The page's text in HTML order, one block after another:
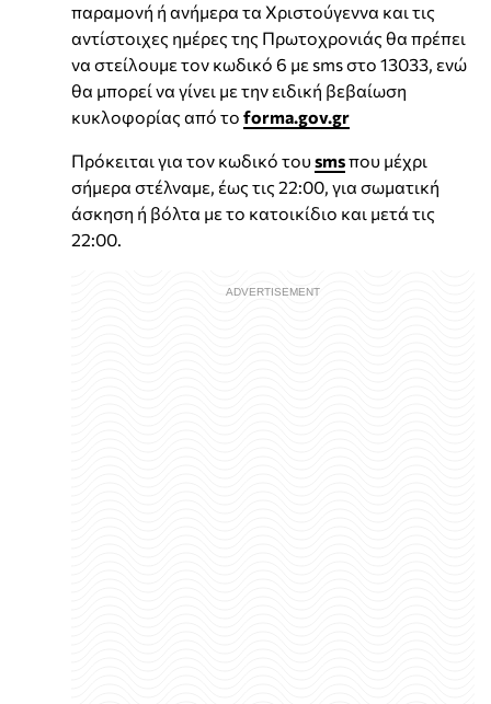
παραμονή ή ανήμερα τα Χριστούγεννα και τις
αντίστοιχες ημέρες της Πρωτοχρονιάς θα πρέπει
να στείλουμε τον κωδικό 6 με sms στο 13033, ενώ
θα μπορεί να γίνει με την ειδική βεβαίωση
κυκλοφορίας από το forma.gov.gr
Πρόκειται για τον κωδικό τουsmsπου μέχρι
σήμερα στέλναμε, έως τις 22:00, για σωματική
άσκηση ή βόλτα με το κατοικίδιο και μετά τις
22:00.